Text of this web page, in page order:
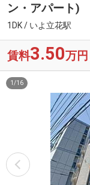
ン・アパート)
1DK / いよ立花駅
賃料3.50万円
1 /16